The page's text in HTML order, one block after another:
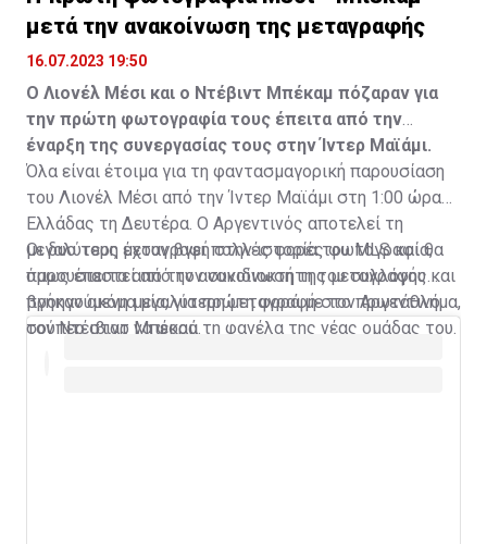
μετά την ανακοίνωση της μεταγραφής
16.07.2023 19:50
Ο Λιονέλ Μέσι και ο Ντέβιντ Μπέκαμ πόζαραν για
την πρώτη φωτογραφία τους έπειτα από την
έναρξη της συνεργασίας τους στην Ίντερ Μαϊάμι.
Όλα είναι έτοιμα για τη φαντασμαγορική παρουσίαση
του Λιονέλ Μέσι από την Ίντερ Μαϊάμι στη 1:00 ώρα
Ελλάδας τη Δευτέρα. Ο Αργεντινός αποτελεί τη
μεγαλύτερη μεταγραφή στην ιστορία του MLS και θα
παρουσιαστεί από τον συνιδιοκτήτη του συλλόγου και
προηγούμενη μεγαλύτερη μεταγραφή στο πρωτάθλημα,
τον Ντέιβιντ Μπέκαμ.
Οι δυο τους έχουν βγει πολλές φορές φωτογραφία,
όμως έπειτα από την ανακοίνωση της μεταγραφής
βγήκαν ακόμα μία, για πρώτη φορά με τον Αργεντινό
σούπερ σταρ να φορά τη φανέλα της νέας ομάδας του.